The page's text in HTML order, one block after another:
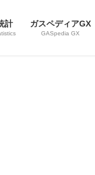
計 ガスペディアGX
GASpedia GX